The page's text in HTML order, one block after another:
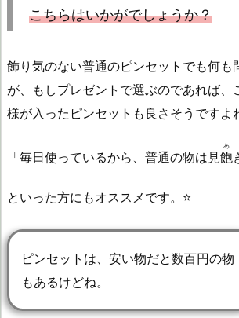
こちらはいかがでしょうか？
飾り気のない普通のピンセットでも何も
が、もしプレゼントで選ぶのであれば、
様が入ったピンセットも良さそうですよ
「毎日使っているから、普通の物は見飽
あ
といった方にもオススメです。⭐
ピンセットは、安い物だと数百円の物
もあるけどね。